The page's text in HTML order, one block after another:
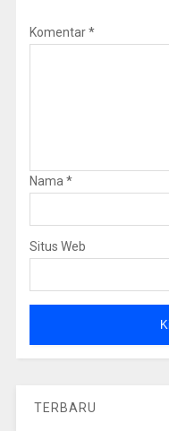
Komentar*
Nama *
Situs Web
TERBARU